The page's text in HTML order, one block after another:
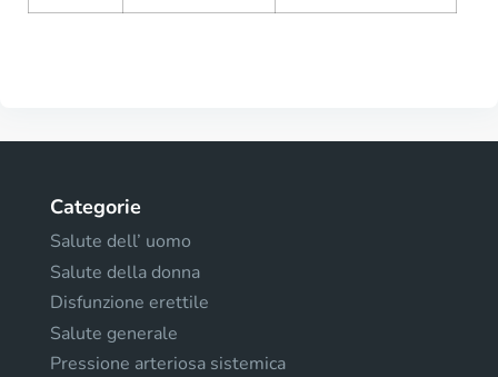
Categorie
Salute dell’ uomo
Salute della donna
Disfunzione erettile
Salute generale
Pressione arteriosa sistemica